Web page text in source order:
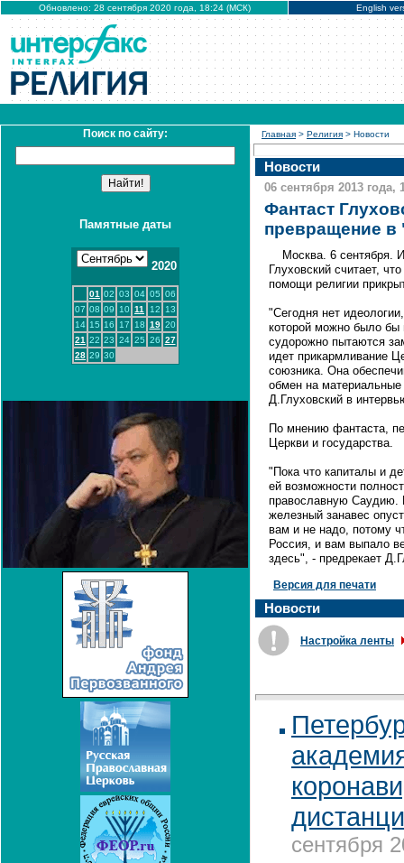
Обновлено: 28 сентября 2020 года, 18:24 (МСК) English
Поиск по сайту:
Памятные даты
2020
01 02 03 04 05 06
07 08 09 10 11 12
13
14 15 16 17 18 19 20
21 22 23 24 25 26 27
28 29 30
Главная > Религия > Новости
Новости
06 сентября 2013 года,
Фантаст
превращение
Москва. 6
Глуховский считает,
помощи религии
"Сегодня нет
которой можно было бы
судорожно пытаются
идет прикармливание
союзника. Она
обмен на материальные
Д.Глуховский в
По мнению фантаста,
Церкви и государства.
"Пока что капиталы и
ей возможности
православную Саудию.
железный занавес
вам и не надо, потому
Россия, и вам выпало
здесь", - предрекает
Версия для печати
Новости
Настройка ленты
сентября